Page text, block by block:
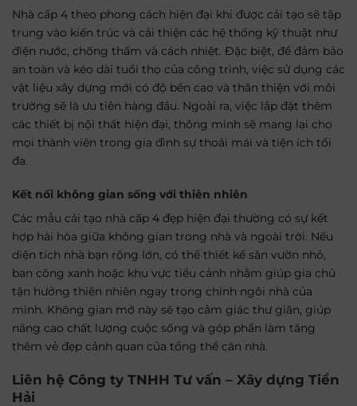
Nhà cấp 4 theo phong cách hiện đại khi được cải tạo sẽ tập
trung vào kiến trúc và cải thiện các hệ thống kỹ thuật như
điện nước, chống thấm và cách nhiệt. Đặc biệt, để đảm bảo
an toàn và kéo dài tuổi thọ của công trình, việc sử dụng các
vật liệu xây dựng mới có độ bền cao và thân thiện với môi
trường sẽ là ưu tiên hàng đầu. Ngoài ra, việc lắp đặt thêm
các thiết bị nội thất hiện đại, thông minh sẽ mang lại cho
mọi thành viên trong gia đình sự thoải mái và tiện ích tối
đa.
Kết nối không gian sống với thiên nhiên
Các mẫu cải tạo nhà cấp 4 đẹp hiện đại thường có sự kết
hợp hài hòa giữa không gian trong nhà và ngoài trời. Nếu
diện tích nhà bạn rộng lớn, có thể thiết kế sân vườn nhỏ,
ban công xanh hoặc khu vực tiểu cảnh nhằm giúp gia chủ
tận hưởng thiên nhiên ngay trong chính ngôi nhà của
mình. Không gian mở này sẽ tạo cảm giác thư giãn, giúp
nâng cao chất lượng cuộc sống và góp phần làm tăng
thêm vẻ đẹp cảnh quan của tổng thể căn nhà.
Liên hệ Công ty TNHH Tư vấn – Xây dựng Tiền
Hải